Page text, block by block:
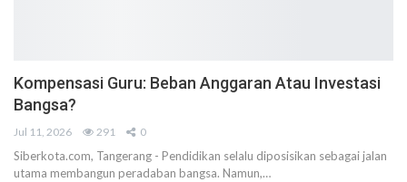
Kompensasi Guru: Beban Anggaran Atau Investasi
Bangsa?
Jul 11, 2026 291 0
Siberkota.com, Tangerang - Pendidikan selalu diposisikan sebagai jalan
utama membangun peradaban bangsa. Namun,…